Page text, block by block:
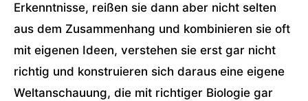
Erkenntnisse, reißen sie dann aber nicht selten
aus dem Zusammenhang und kombinieren sie oft
mit eigenen Ideen, verstehen sie erst gar nicht
richtig und konstruieren sich daraus eine eigene
Weltanschauung, die mit richtiger Biologie gar